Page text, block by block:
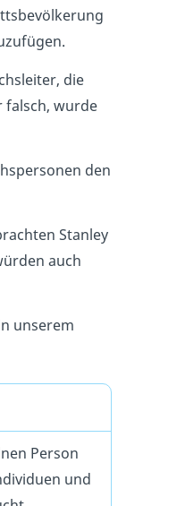
die
falsch, wurde
den
Stanley
auch
unserem
Person
und